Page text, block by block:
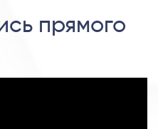
прямого